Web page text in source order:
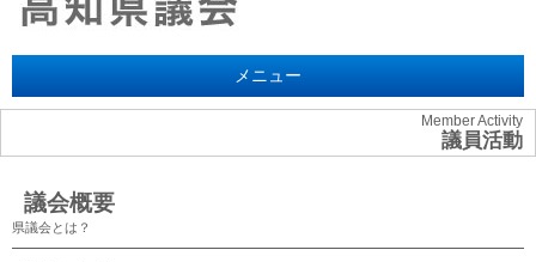
メニュー
Member Activity
議員活動
議会概要
県議会とは？